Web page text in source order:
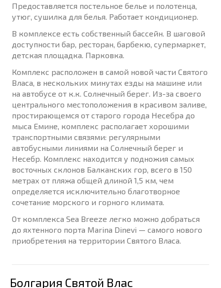
Предоставляется постельное белье и полотенца,
утюг, сушилка для белья. Работает кондиционер.
В комплексе есть собственный бассейн. В шаговой
доступности бар, ресторан, барбекю, супермаркет,
детская площадка. Парковка.
Комплекс расположен в самой новой части Святого
Власа, в нескольких минутах езды на машине или
на автобусе от к.к. Солнечный берег. Из-за своего
центрального местоположения в красивом заливе,
простирающемся от старого города Несебра до
мыса Емине, комплекс располагает хорошими
транспортными связями: регулярными
автобусными линиями на Солнечный берег и
Несебр. Комплекс находится у подножия самых
восточных склонов Балканских гор, всего в 150
метрах от пляжа общей длиной 1,5 км, чем
определяется исключительно благотворное
сочетание морского и горного климата.
От комплекса Sea Breeze легко можно добраться
до яхтенного порта Marina Dinevi — самого нового
приобретения на территории Святого Власа.
Болгария Святой Влас